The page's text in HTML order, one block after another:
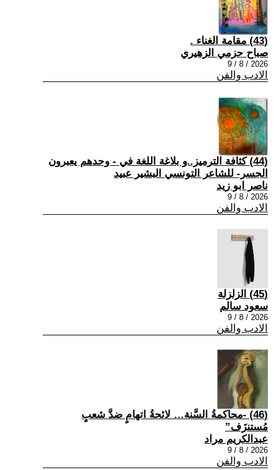
(43) مقامة الغناء .
صباح حزمي الزهيري
2026 / 8 / 9
الادب والفن
(44) كثافة الترميز..و بلاغة اللغة في - وحدهم يعبرون
الجسر- للشاعر التونسي البشير عبيد
ناصر ابو زيد
2026 / 8 / 9
الادب والفن
(45) الزلزلة
سعود سالم
2026 / 8 / 9
الادب والفن
(46) -محاكمةُ السَّنة… لائحةُ اتهامٍ ضدَّ شعبٍ
مُستنزَف”
عبدالكريم مراد
2026 / 8 / 9
الادب والفن